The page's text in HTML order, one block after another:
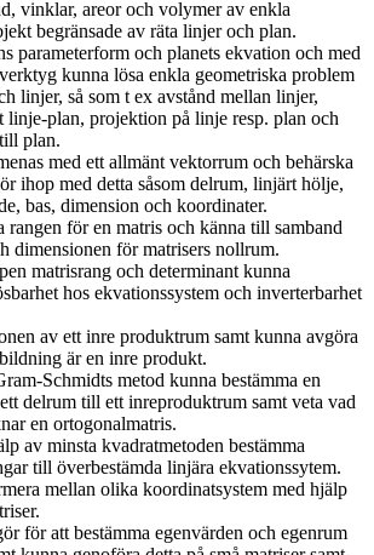
vinklar, areor och volymer av enkla
begränsade av räta linjer och plan.
parameterform och planets ekvation och med
kunna lösa enkla geometriska problem
linjer, så som t ex avstånd mellan linjer,
linje-plan, projektion på linje resp. plan och
plan.
med ett allmänt vektorrum och behärska
ihop med detta såsom delrum, linjärt hölje,
bas, dimension och koordinater.
rangen för en matris och känna till samband
dimensionen för matrisers nollrum.
matrisrang och determinant kunna
hos ekvationssystem och inverterbarhet
av ett inre produktrum samt kunna avgöra
är en inre produkt.
Schmidts metod kunna bestämma en
delrum till ett inreproduktrum samt veta vad
en ortogonalmatris.
av minsta kvadratmetoden bestämma
till överbestämda linjära ekvationssytem.
mellan olika koordinatsystem med hjälp
för att bestämma egenvärden och egenrum